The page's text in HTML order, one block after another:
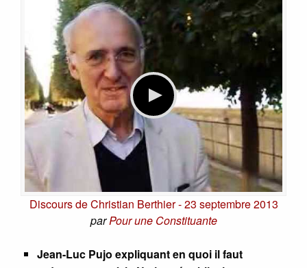
Discours de Christian Berthier - 23 septembre 2013
parPour une Constituante
Jean-Luc Pujo expliquant en quoi il faut